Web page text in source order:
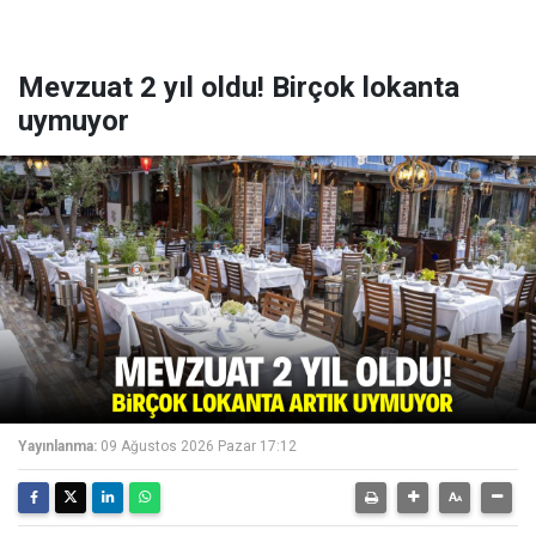
Mevzuat 2 yıl oldu! Birçok lokanta
uymuyor
Yayınlanma: 09 Ağustos 2026 Pazar 17:12